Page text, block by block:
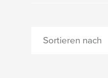
Sortieren nach